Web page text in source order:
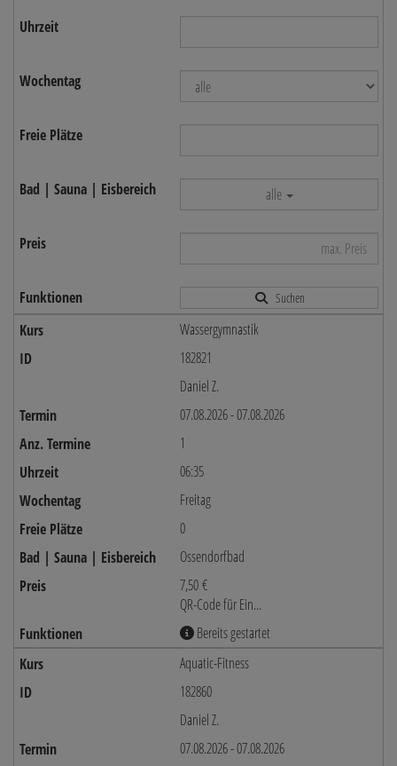
alle
Suchen
Wassergymnastik
182821
Daniel Z.
07.08.2026 - 07.08.2026
1
06:35
Freitag
0
Ossendorfbad
7,50 €
QR-Code für Ein...
Bereits gestartet
Aquatic-Fitness
182860
Daniel Z.
07.08.2026 - 07.08.2026